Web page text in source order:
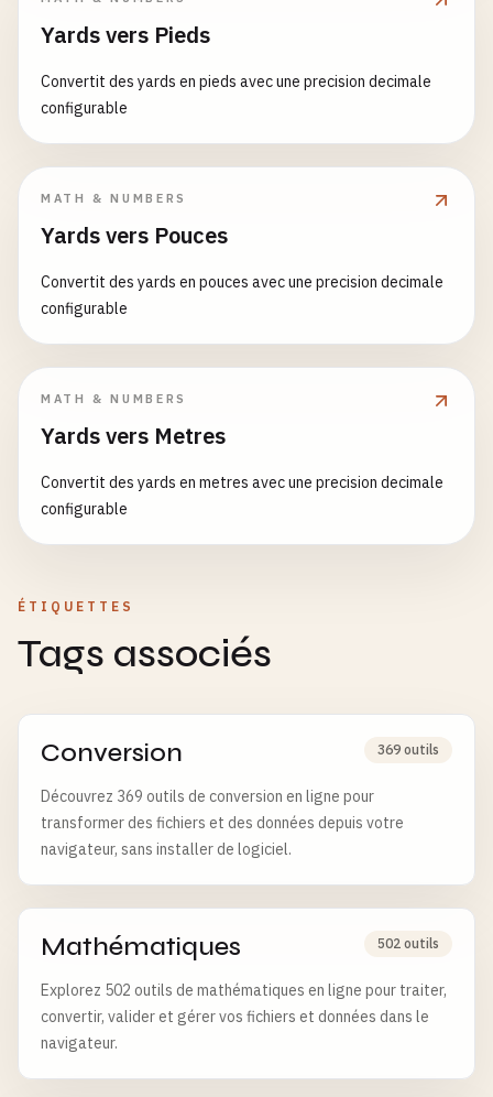
Yards vers Pieds
Convertit des yards en pieds avec une precision decimale
configurable
MATH & NUMBERS
Yards vers Pouces
Convertit des yards en pouces avec une precision decimale
configurable
MATH & NUMBERS
Yards vers Metres
Convertit des yards en metres avec une precision decimale
configurable
ÉTIQUETTES
Tags associés
Conversion 369 outils
Découvrez 369 outils de conversion en ligne pour
transformer des fichiers et des données depuis votre
navigateur, sans installer de logiciel.
Mathématiques 502 outils
Explorez 502 outils de mathématiques en ligne pour traiter,
convertir, valider et gérer vos fichiers et données dans le
navigateur.